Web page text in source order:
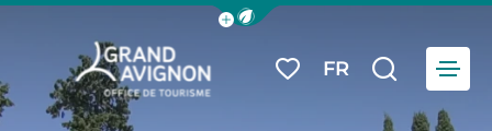
Afficher la barre de navigation du
Grand Avignon Tourisme
Mes favoris
FR
Je
Menu